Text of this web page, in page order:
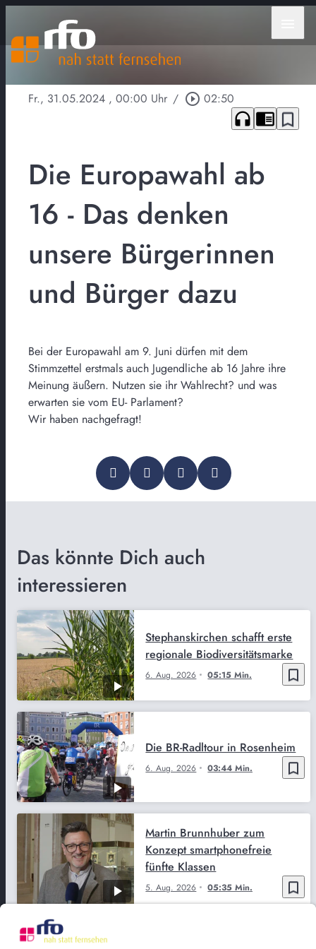
Fr., 31.05.2024 , 00:00 Uhr / play_circle_outline 02:50
headphones chrome_reader_mode bookmark_border
Die Europawahl ab
16 - Das denken
unsere Bürgerinnen
und Bürger dazu
Bei der Europawahl am 9. Juni dürfen mit dem
Stimmzettel erstmals auch Jugendliche ab 16 Jahre ihre
Meinung äußern. Nutzen sie ihr Wahlrecht? und was
erwarten sie vom EU- Parlament?
Wir haben nachgefragt!
Das könnte Dich auch
interessieren
bookmark_border
6. Aug. 2026 05:15 Min.
Stephanskirchen schafft erste
regionale Biodiversitätsmarke
bookmark_border
6. Aug. 2026 03:44 Min.
Die BR-Radltour in Rosenheim
bookmark_border
5. Aug. 2026 05:35 Min.
Martin Brunnhuber zum
Konzept smartphonefreie
fünfte Klassen